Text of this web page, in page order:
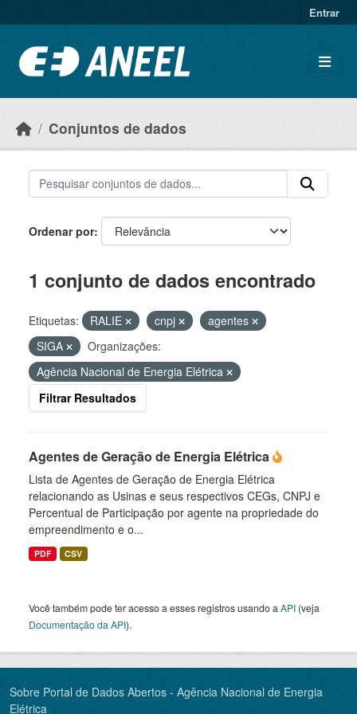
Entrar
Conjuntos de dados
Ordenar por
1 conjunto de dados encontrado
Etiquetas: RALIE cnpj
agentes
SIGA
Organizações:
Agência Nacional de Energia Elétrica
Filtrar Resultados
Agentes de Geração de Energia Elétrica
Lista de Agentes de Geração de Energia Elétrica
relacionando as Usinas e seus respectivos CEGs, CNPJ e
Percentual de Participação por agente na propriedade do
empreendimento e o...
PDF CSV
Você também pode ter acesso a esses registros usando a API (veja
Documentação da API).
Sobre Portal de Dados Abertos - Agência Nacional de Energia
Elétrica